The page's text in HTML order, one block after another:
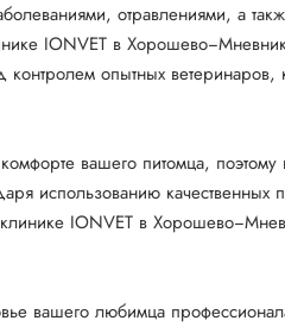
отравлениями, а
IONVET в
контролем опытных
вашего питомца,
использованию
IONVET в
вашего любимца